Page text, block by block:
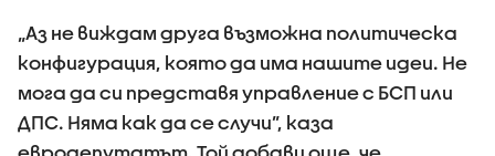
„Аз не виждам друга възможна политическа
конфигурация, която да има нашите идеи. Не
мога да си представя управление с БСП или
ДПС. Няма как да се случи”, каза